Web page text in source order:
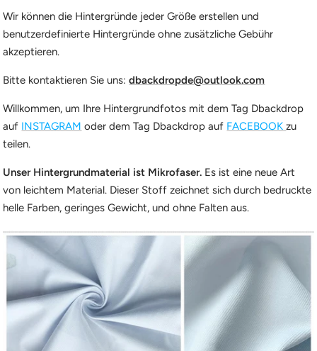
Wir können die Hintergründe jeder Größe erstellen und
benutzerdefinierte Hintergründe ohne zusätzliche Gebühr
akzeptieren.
Bitte kontaktieren Sie uns:dbackdropde@outlook.com
Willkommen, um Ihre Hintergrundfotos mit dem Tag Dbackdrop
auf INSTAGRAM oder dem Tag Dbackdrop auf FACEBOOK zu
teilen.
Unser Hintergrundmaterial ist Mikrofaser. Es ist eine neue Art
von leichtem Material. Dieser Stoff zeichnet sich durch bedruckte
helle Farben, geringes Gewicht, und ohne Falten aus.